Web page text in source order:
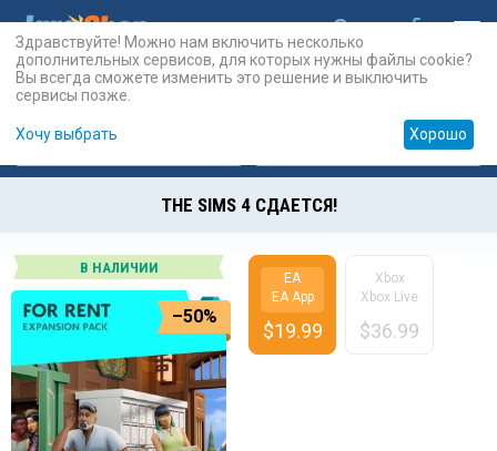
Карты Prepaid
THE SIMS 4 СДАЕТСЯ!
В НАЛИЧИИ
–50%
EA
EA App
$19.99
Xbox
Xbox Live
$36.99
Здравствуйте! Можно нам включить несколько
дополнительных сервисов, для которых нужны файлы cookie?
Вы всегда сможете изменить это решение и выключить
сервисы позже.
Хочу выбрать Хорошо